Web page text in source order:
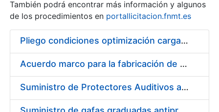
Show/Hide
También podrá encontrar más información y algunos
de los procedimientos en portallicitacion.fnmt.es
Pliego condiciones optimización cargas compras firmado
Acuerdo marco para la fabricación de piezas
Suministro de Protectores Auditivos a medida para las personas trabajadoras de los Centros de Trabajo de Madrid y Burgos